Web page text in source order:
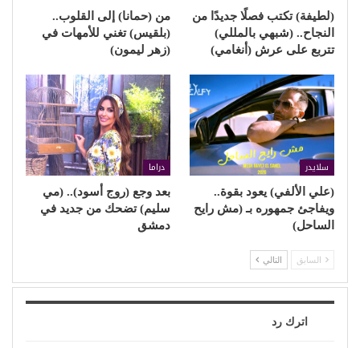
(لطيفة) تكتب فصلًا جديدًا من
النجاح.. (شبهي بالمللي)
تتربع على عرش (أنغامي)
من (حمانا) إلى القلوب..
(بلقيس) تغني للأمهات في
(زهر ليمون)
سلايدر
(علي الألفي) يعود بقوة..
ويفاجئ جمهوره بـ (مش رايح
الساحل)
دراما
بعد وجع (روج أسود).. (مي
سليم) تضحك من جديد في
دمشق
السابق التالي
اترك رد